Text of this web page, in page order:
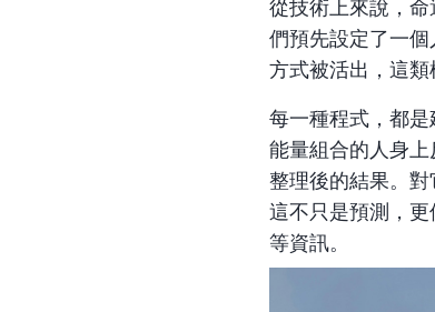
從技術上來說，
們預先設定了一
方式被活出，這類
每一種程式，都是
能量組合的人身
整理後的結果。
這不只是預測，
等資訊。